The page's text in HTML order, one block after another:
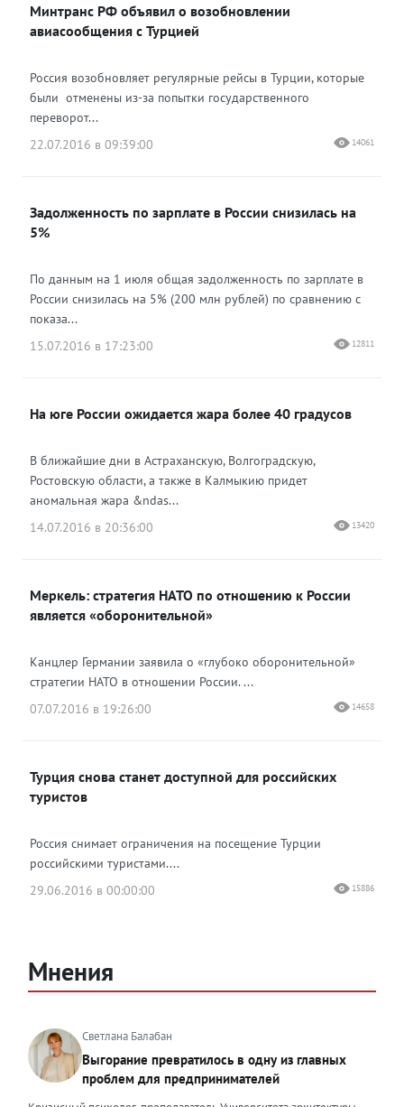
Минтранс РФ объявил о возобновлении
авиасообщения с Турцией
Россия возобновляет регулярные рейсы в Турции, которые
были отменены из-за попытки государственного
переворот...
22.07.2016 в 09:39:00
14061
Задолженность по зарплате в России снизилась на
5%
По данным на 1 июля общая задолженность по зарплате в
России снизилась на 5% (200 млн рублей) по сравнению с
показа...
15.07.2016 в 17:23:00
12811
На юге России ожидается жара более 40 градусов
В ближайшие дни в Астраханскую, Волгоградскую,
Ростовскую области, а также в Калмыкию придет
аномальная жара &ndas...
14.07.2016 в 20:36:00
13420
Меркель: стратегия НАТО по отношению к России
является «оборонительной»
Канцлер Германии заявила о «глубоко оборонительной»
стратегии НАТО в отношении России. ...
07.07.2016 в 19:26:00
14658
Турция снова станет доступной для российских
туристов
Россия снимает ограничения на посещение Турции
российскими туристами....
29.06.2016 в 00:00:00
15886
Мнения
Светлана Балабан
Выгорание превратилось в одну из главных
проблем для предпринимателей